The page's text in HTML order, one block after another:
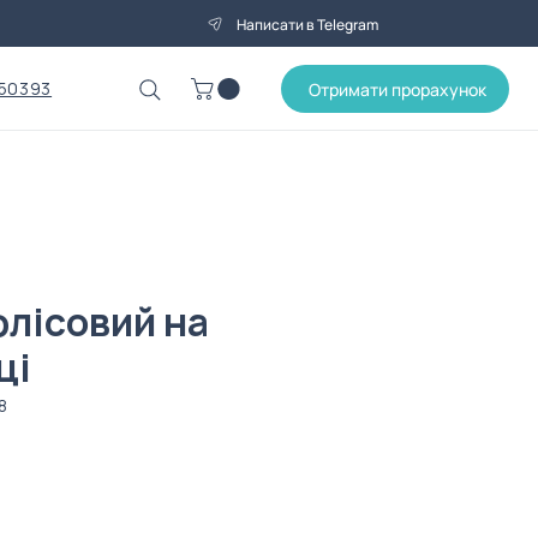
Написати в Telegram
Отримати прорахунок
на